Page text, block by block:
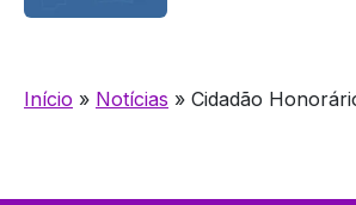
Início » Notícias » Cidadão